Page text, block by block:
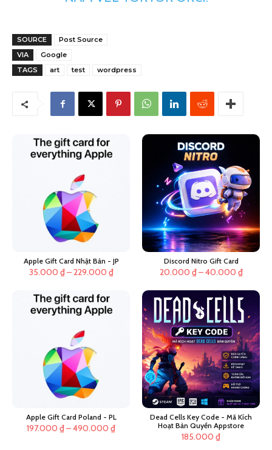
SOURCE
Post Source
VIA
Google
TAGS
art test wordpress
Apple Gift Card Nhật Bản - JP
35.000 ₫–229.000 ₫Khoảng
35.000 ₫
229.000 ₫
Discord Nitro Gift Card
20.000 ₫–40.000 ₫Khoảng
từ
đến
Apple Gift Card Poland - PL
197.000 ₫–490.000 ₫Khoảng
Dead Cells Key Code - Mã Kích
Hoạt Bản Quyền Appstore
185.000 ₫